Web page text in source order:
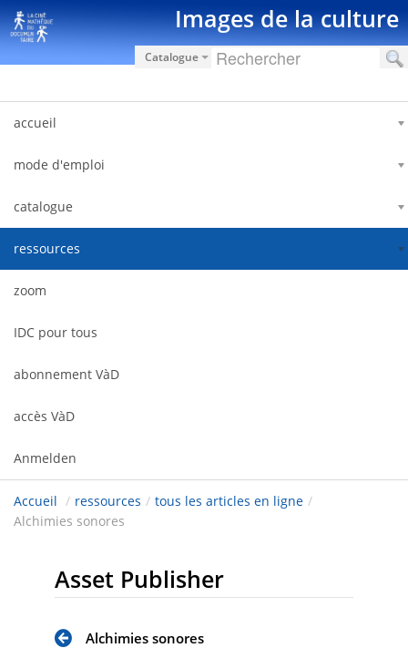
Zum Inhalt wechseln Images de la culture
Catalogue
accueil
mode d'emploi
catalogue
ressources
zoom
IDC pour tous
abonnement VàD
accès VàD
Anmelden
Accueil / ressources / tous les articles en ligne /
Alchimies sonores
Asset Publisher
Alchimies sonores